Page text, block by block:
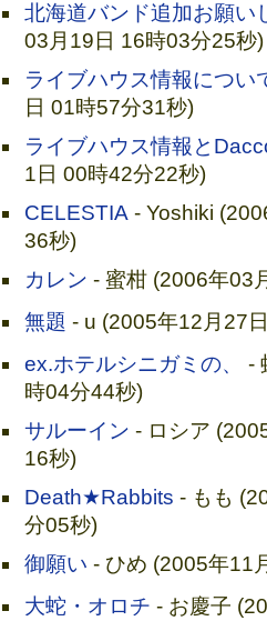
北海道バンド追加お願い
03月19日 16時03分25秒)
ライブハウス情報につい
日 01時57分31秒)
ライブハウス情報と
1日 00時42分22秒)
CELESTIA - Yoshiki
36秒)
カレン - 蜜柑 (2006年03
無題 - u (2005年12月27
ex.ホテルシニガミの、
-
時04分44秒)
サルーイン - ロシア
16秒)
Death★Rabbits - もも
分05秒)
御願い - ひめ (2005年11
大蛇・オロチ - お慶子